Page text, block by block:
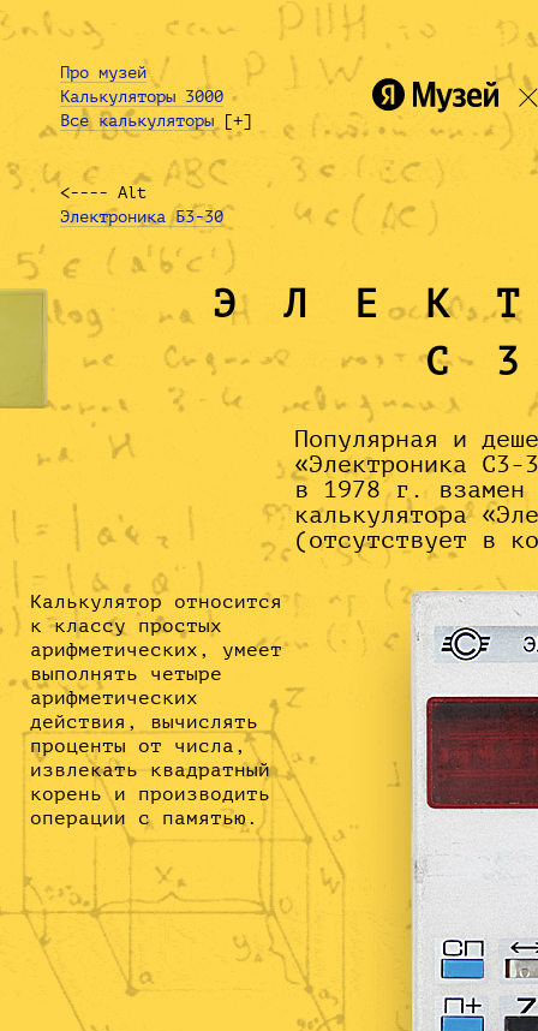
Про музей
Калькуляторы 3000
Все калькуляторы [+]
<---- Alt
Электроника Б3-30
Популярная и
«Электроника С3-
в 1978 г. взамен
калькулятора
(отсутствует в
Калькулятор относится
к классу простых
арифметических, умеет
выполнять четыре
арифметических
действия, вычислять
проценты от числа,
извлекать квадратный
корень и производить
операции с памятью.